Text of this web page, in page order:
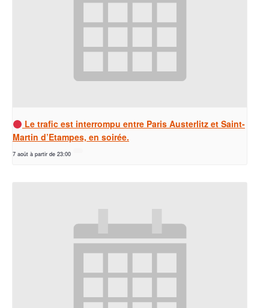
Le trafic est interrompu entre Paris Austerlitz et Saint-
Martin d’Etampes, en soirée.
7 août à partir de 23:00